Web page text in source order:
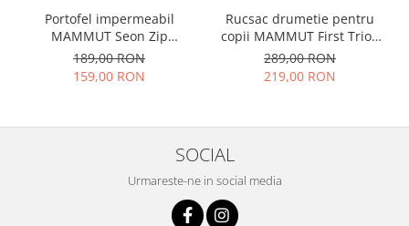
Portofel impermeabil
MAMMUT Seon Zip
bleumarin
189,00 RON
159,00 RON
Rucsac drumetie pentru
copii MAMMUT First Trion
18L rosu/negru
289,00 RON
219,00 RON
SOCIAL
Urmareste-ne in social media